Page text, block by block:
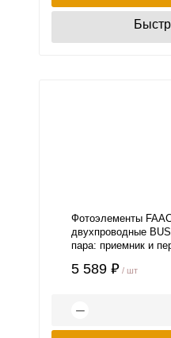
Фотоэлементы
двухпроводные
пара: приемник и
5 589 ₽ / шт
−